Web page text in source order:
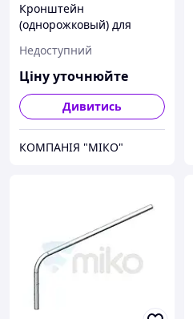
Кронштейн
(однорожковый) для
освітлення О1СС1Г120
Недоступний
Ціну уточнюйте
Дивитись
КОМПАНІЯ "МІКО"